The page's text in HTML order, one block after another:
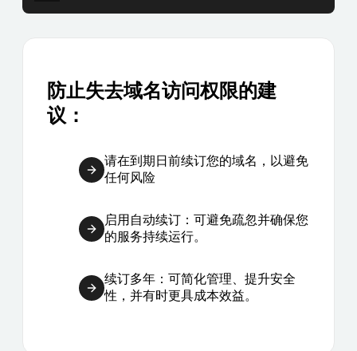
防止失去域名访问权限的建
议：
请在到期日前续订您的域名，以避免
任何风险
启用自动续订：可避免疏忽并确保您
的服务持续运行。
续订多年：可简化管理、提升安全
性，并有时更具成本效益。